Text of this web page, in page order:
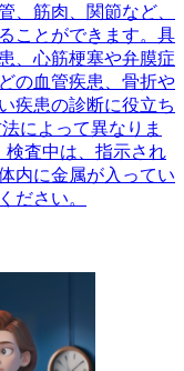
、筋肉、関節など、
ことができます。具
、心筋梗塞や弁膜症
の血管疾患、骨折や
疾患の診断に役立ち
によって異なりま
検査中は、指示され
内に金属が入ってい
ださい。